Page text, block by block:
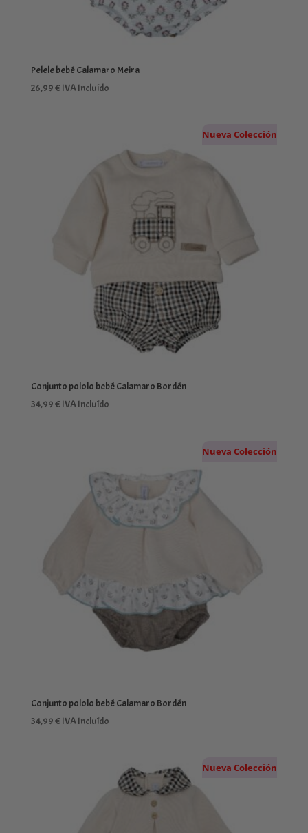
Pelele bebé Calamaro Meira
26,99€IVA Incluído
Nueva Colección
Conjunto pololo bebé Calamaro Bordén
34,99€IVA Incluído
Nueva Colección
Conjunto pololo bebé Calamaro Bordén
34,99€IVA Incluído
Nueva Colección